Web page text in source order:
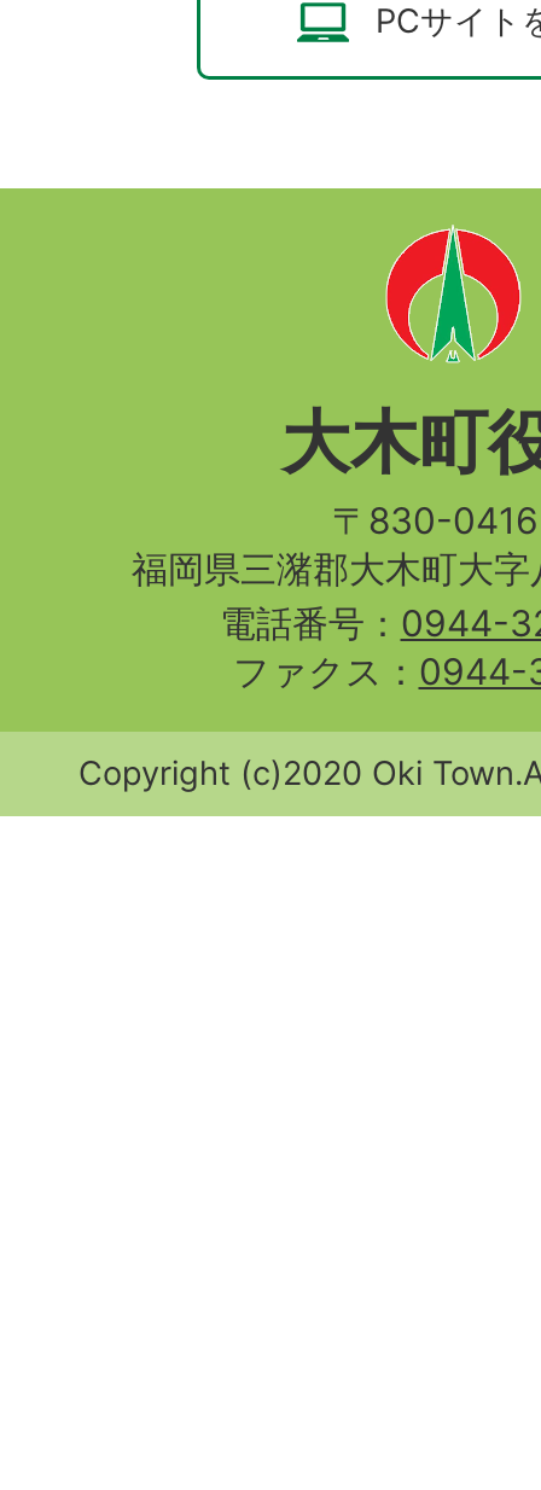
PCサイト
大木町
〒830-
福岡県三潴郡大木町大
電話番号： 0944-
ファクス： 0944-
Copyright (c)2020 Oki